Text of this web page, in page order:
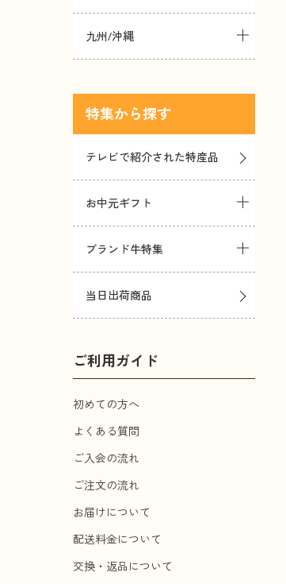
九州/沖縄
特集
テレビで紹介された特産品
お中元ギフト
ブランド牛特集
当日出荷商品
ご利用ガイド
初めての方へ
よくある質問
ご入会の流れ
ご注文の流れ
お届けについて
配送料金について
交換・返品について